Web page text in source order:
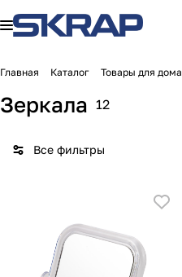
Главная Каталог Товары для дома
Зеркала 12
Все фильтры